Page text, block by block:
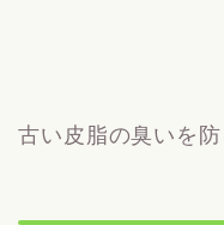
古い皮脂の臭いを